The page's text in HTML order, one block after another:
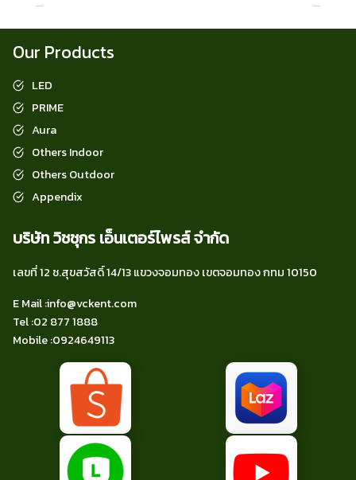
Our Products
LED
PRIME
Aura
Others Indoor
Others Outdoor
Appendix
บริษัท วิชชุกร เอ็นเตอร์ไพรส์ จำกัด
เลขที่ 12 ซ.สุขสวัสดิ์ 14/13 แขวงจอมทอง เขตจอมทอง กทม 10150
E Mail :info@vckent.com
Tel:02 877 1888
Mobile :0924649113